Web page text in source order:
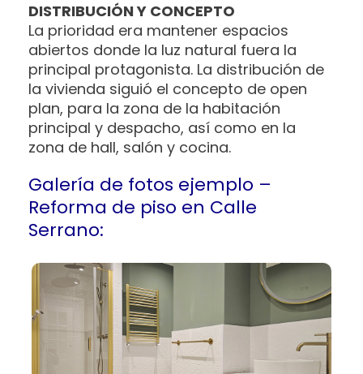
DISTRIBUCIÓN Y CONCEPTO
La prioridad era mantener espacios
abiertos donde la luz natural fuera la
principal protagonista. La distribución de
la vivienda siguió el concepto de open
plan, para la zona de la habitación
principal y despacho, así como en la
zona de hall, salón y cocina.
Galería de fotos ejemplo –
Reforma de piso en Calle
Serrano: